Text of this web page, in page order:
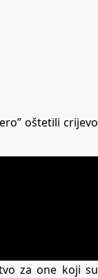
oštetili crijevo
za one koji su